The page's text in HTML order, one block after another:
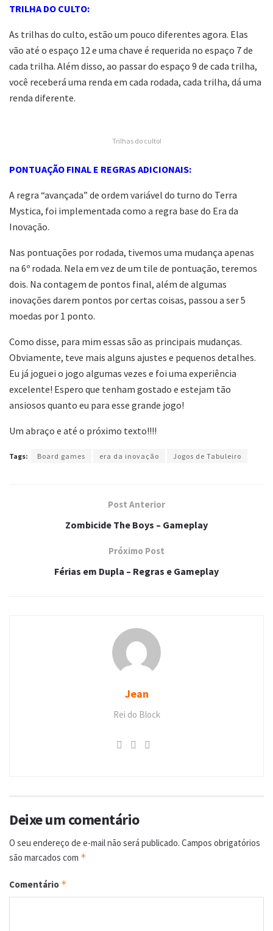
TRILHA DO CULTO:
As trilhas do culto, estão um pouco diferentes agora. Elas
vão até o espaço 12 e uma chave é requerida no espaço 7 de
cada trilha. Além disso, ao passar do espaço 9 de cada trilha,
você receberá uma renda em cada rodada, cada trilha, dá uma
renda diferente.
Trilhas do culto!
PONTUAÇÃO FINAL E REGRAS ADICIONAIS:
A regra “avançada” de ordem variável do turno do Terra
Mystica, foi implementada como a regra base do Era da
Inovação.
Nas pontuações por rodada, tivemos uma mudança apenas
na 6º rodada. Nela em vez de um tile de pontuação, teremos
dois. Na contagem de pontos final, além de algumas
inovações darem pontos por certas coisas, passou a ser 5
moedas por 1 ponto.
Como disse, para mim essas são as principais mudanças.
Obviamente, teve mais alguns ajustes e pequenos detalhes.
Eu já joguei o jogo algumas vezes e foi uma experiência
excelente! Espero que tenham gostado e estejam tão
ansiosos quanto eu para esse grande jogo!
Um abraço e até o próximo texto!!!!
Tags: Board games era da inovação Jogos de Tabuleiro
Post Anterior
Zombicide The Boys – Gameplay
Próximo Post
Férias em Dupla – Regras e Gameplay
Jean
Rei do Block
Deixe um comentário
O seu endereço de e-mail não será publicado. Campos obrigatórios
são marcados com *
Comentário *